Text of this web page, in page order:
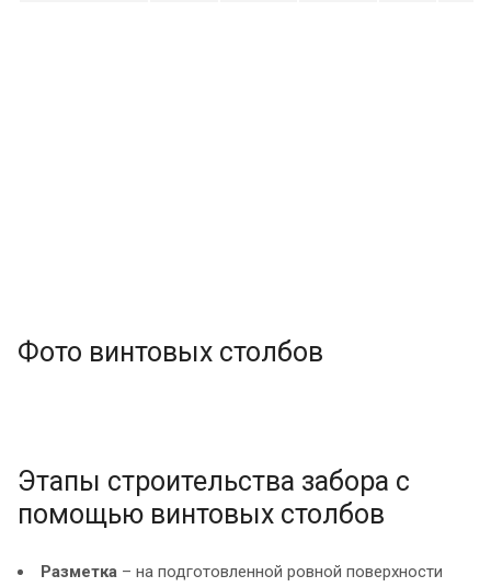
Фото винтовых столбов
Этапы строительства забора с
помощью винтовых столбов
Разметка – на подготовленной ровной поверхности